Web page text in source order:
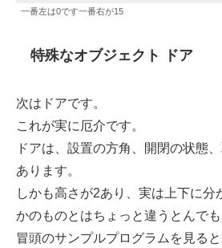
一番左は0です一番右が15
特殊なオブジェクト ドア
次はドアです。
これが実に厄介です。
ドアは、設置の方角、開閉の状態
あります。
しかも高さが2あり、実は上下に分
かのものとはちょっと違うとんでも
冒頭のサンプルプログラムを見る